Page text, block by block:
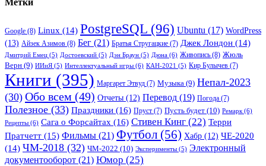
Метки
Google (8) Linux (14) PostgreSQL (96) Ubuntu (17) WordPress
(13) Айзек Азимов (8) Бег (21) Братья Стругацкие (7) Джек Лондон (14)
Дмитрий Емец (5) Достоевский (5) Дэн Браун (5) Дюна (6) Живопись (8) Жюль
Верн (9) ИИиЯ (5) Интеллектуальный игры (6) КАН-2021 (5) Кир Булычев (7)
Книги (395) Маргарет Этвуд (7) Музыка (9) Непал-2023
(30) Обо всем (49) Отчеты (12) Перевод (19) Погода (7)
Полезное (33) Праздники (16) Пруст (7) Пусть будет (10) Ремарк (6)
Рецепты (6) Сага о Форсайтах (16) Стивен Кинг (22) Терри
Пратчетт (15) Фильмы (21) Футбол (56) Хабр (12) ЧЕ-2020
(14) ЧМ-2018 (32) ЧМ-2022 (10) Эксперименты (5) Электронный
документооборот (21) Юмор (25)